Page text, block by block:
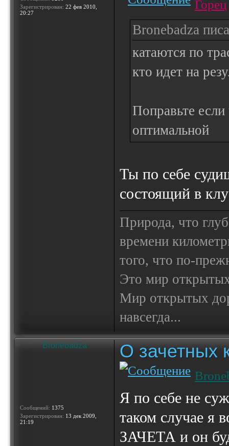
Зарегистрирован: 22 фев 2010,
20:27
Горец
Bronebadza
катаются по
кто идет на
Поправьте
оптимальной
Ты по себе
состоящий в
Природа, что
времени
того, что по-
Это мир
Мир открытых
навсегда...
Bronebadza
Сообщений: 1375
Зарегистрирован: 13 дек 2009,
21:19
О зачетных
Я по себе не
таком случае я
ЗАЧЕТА и он